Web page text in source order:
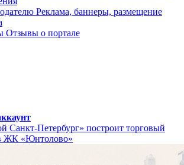
Реклама, баннеры, размещение
Отзывы о портале
Санкт-Петербург» построит торговый
ЖК «Юнтолово»